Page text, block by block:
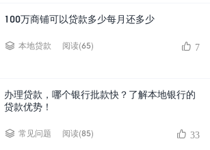
100万商铺可以贷款多少每月还多少
本地贷款 阅读(65) 7
办理贷款，哪个银行批款快？了解本地银行的
贷款优势！
常见问题 阅读(85) 33